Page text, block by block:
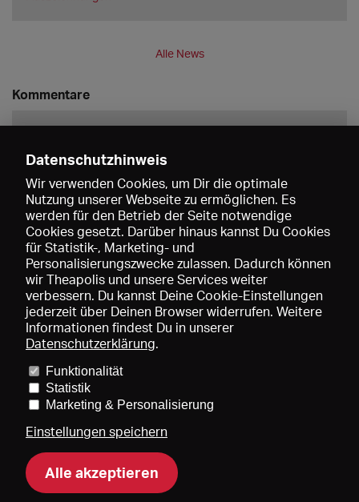
Alle News
Kommentare
Speichern
Preise und Mitgliedschaften
Mediadaten
Über uns Impressum
DE
Datenschutzhinweis
Wir verwenden Cookies, um Dir die optimale
Nutzung unserer Webseite zu ermöglichen. Es
werden für den Betrieb der Seite notwendige
Cookies gesetzt. Darüber hinaus kannst Du Cookies
für Statistik-, Marketing- und
Personalisierungszwecke zulassen. Dadurch können
wir Theapolis und unsere Services weiter
verbessern. Du kannst Deine Cookie-Einstellungen
jederzeit über Deinen Browser widerrufen. Weitere
Informationen findest Du in unserer
Datenschutzerklärung.
Funktionalität
Statistik
Marketing & Personalisierung
Einstellungen speichern
Alle akzeptieren